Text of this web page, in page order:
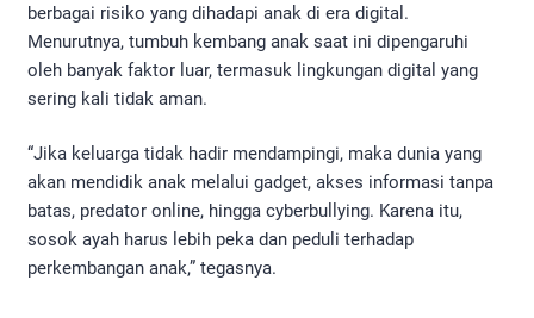
berbagai risiko yang dihadapi anak di era digital.
Menurutnya, tumbuh kembang anak saat ini dipengaruhi
oleh banyak faktor luar, termasuk lingkungan digital yang
sering kali tidak aman.
“Jika keluarga tidak hadir mendampingi, maka dunia yang
akan mendidik anak melalui gadget, akses informasi tanpa
batas, predator online, hingga cyberbullying. Karena itu,
sosok ayah harus lebih peka dan peduli terhadap
perkembangan anak,” tegasnya.